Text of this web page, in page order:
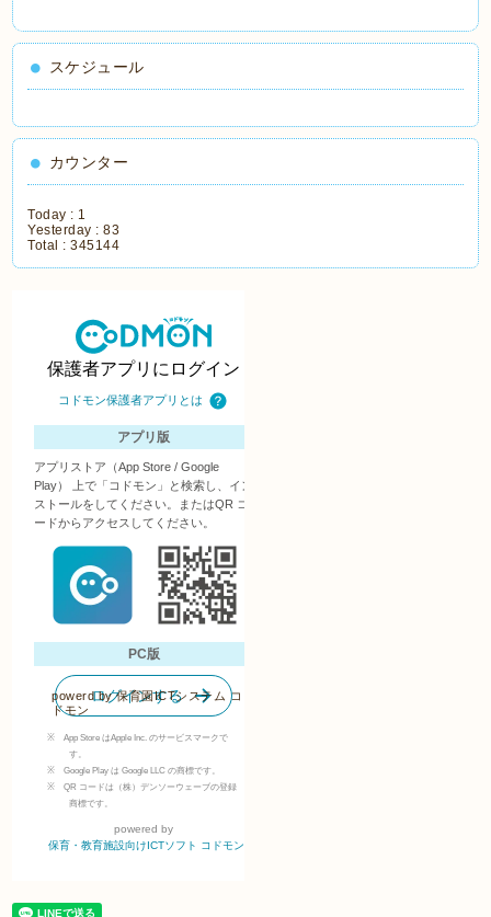
スケジュール
カウンター
Today : 1
Yesterday :83
Total :345144
powerd by保育園ICTシステム コ
ドモン